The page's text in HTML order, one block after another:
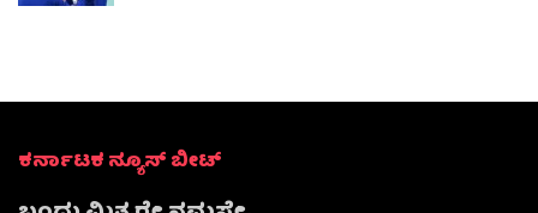
ಕರ್ನಾಟಕ ನ್ಯೂಸ್ ಬೀಟ್